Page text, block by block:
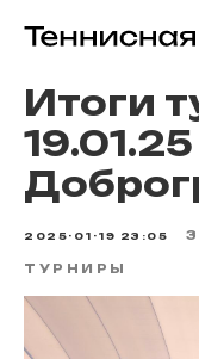
Итоги
19.01.25
2025-01-19 23:05
ТУРНИРЫ